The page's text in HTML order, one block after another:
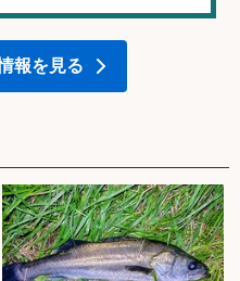
報を見る